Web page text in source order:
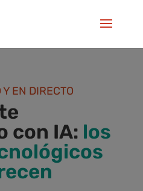
EN DIRECTO
con IA: los